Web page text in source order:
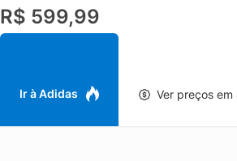
R$ 599,99
Ir à Adidas Ver preços em